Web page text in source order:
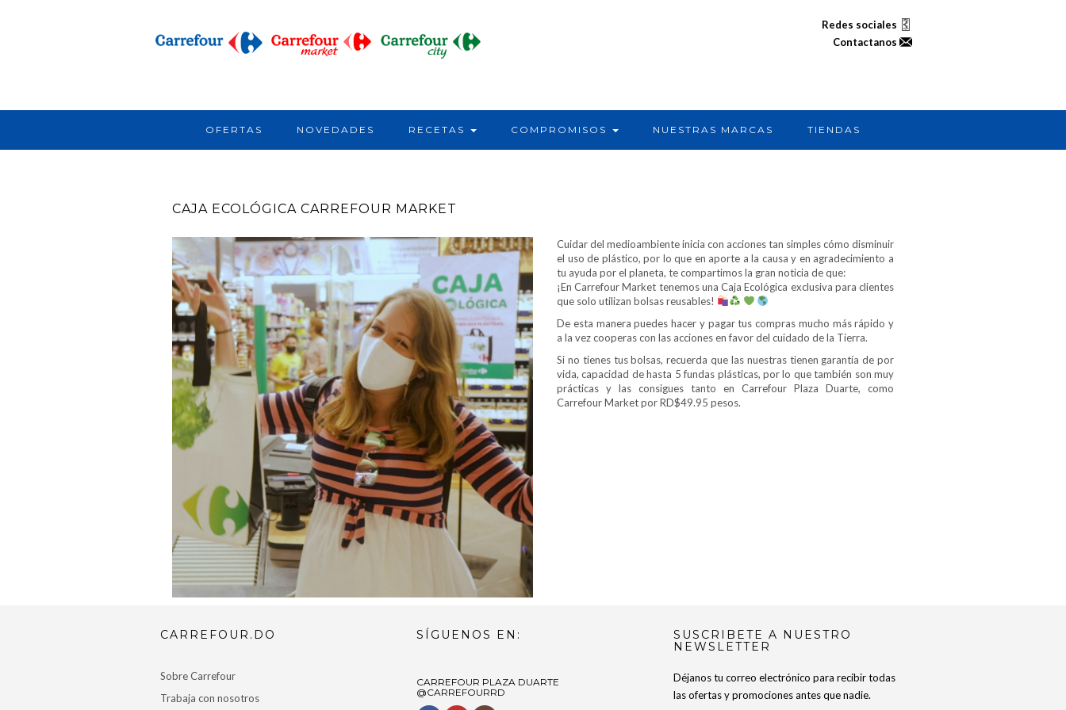
Redes sociales
Contactanos
OFERTAS NOVEDADES RECETAS COMPROMISOS NUESTRAS MARCAS TIENDAS
CAJA ECOLÓGICA CARREFOUR MARKET
Cuidar del medioambiente inicia con acciones tan simples cómo disminuir
el uso de plástico, por lo que en aporte a la causa y en agradecimiento a
tu ayuda por el planeta, te compartimos la gran noticia de que:
¡En Carrefour Market tenemos una Caja Ecológica exclusiva para clientes
que solo utilizan bolsas reusables!
De esta manera puedes hacer y pagar tus compras mucho más rápido y
a la vez cooperas con las acciones en favor del cuidado de la Tierra.
Si no tienes tus bolsas, recuerda que las nuestras tienen garantía de por
vida, capacidad de hasta 5 fundas plásticas, por lo que también son muy
prácticas y las consigues tanto en Carrefour Plaza Duarte, como
Carrefour Market por RD$49.95 pesos.
CARREFOUR.DO
Sobre Carrefour
Trabaja con nosotros
SÍGUENOS EN:
CARREFOUR PLAZA DUARTE
@CARREFOURRD
SUSCRIBETE A NUESTRO
NEWSLETTER
Déjanos tu correo electrónico para recibir todas
las ofertas y promociones antes que nadie.